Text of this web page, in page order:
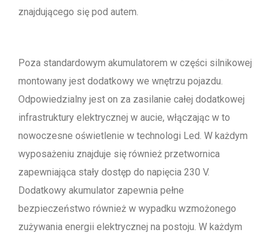
znajdującego się pod autem.
Poza standardowym akumulatorem w części silnikowej
montowany jest dodatkowy we wnętrzu pojazdu.
Odpowiedzialny jest on za zasilanie całej dodatkowej
infrastruktury elektrycznej w aucie, włączając w to
nowoczesne oświetlenie w technologi Led. W każdym
wyposażeniu znajduje się również przetwornica
zapewniająca stały dostęp do napięcia 230 V.
Dodatkowy akumulator zapewnia pełne
bezpieczeństwo również w wypadku wzmożonego
zużywania energii elektrycznej na postoju. W każdym